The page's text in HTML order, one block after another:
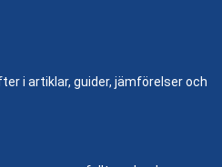
i artiklar, guider, jämförelser och